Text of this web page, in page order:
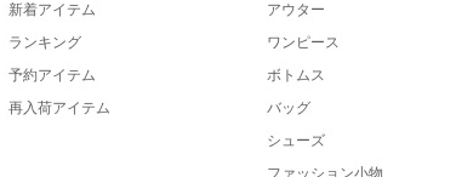
新着アイテム
ランキング
予約アイテム
再入荷アイテム
アウター
ワンピース
ボトムス
バッグ
シューズ
ファッション小物